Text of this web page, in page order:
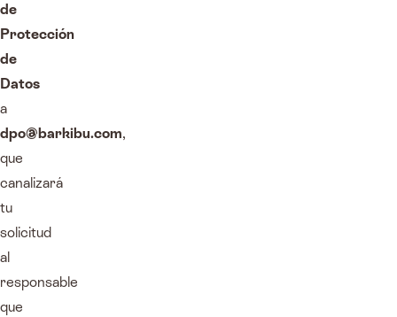
de
Protección
de
Datos
a
dpo@barkibu.com,
que
canalizará
tu
solicitud
al
responsable
que